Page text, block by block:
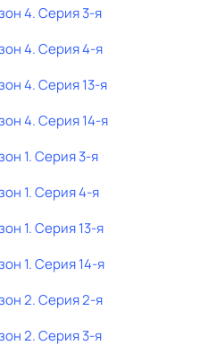
4. Серия 3-я
4. Серия 4-я
4. Серия 13-я
4. Серия 14-я
1. Серия 3-я
1. Серия 4-я
1. Серия 13-я
1. Серия 14-я
2. Серия 2-я
2. Серия 3-я